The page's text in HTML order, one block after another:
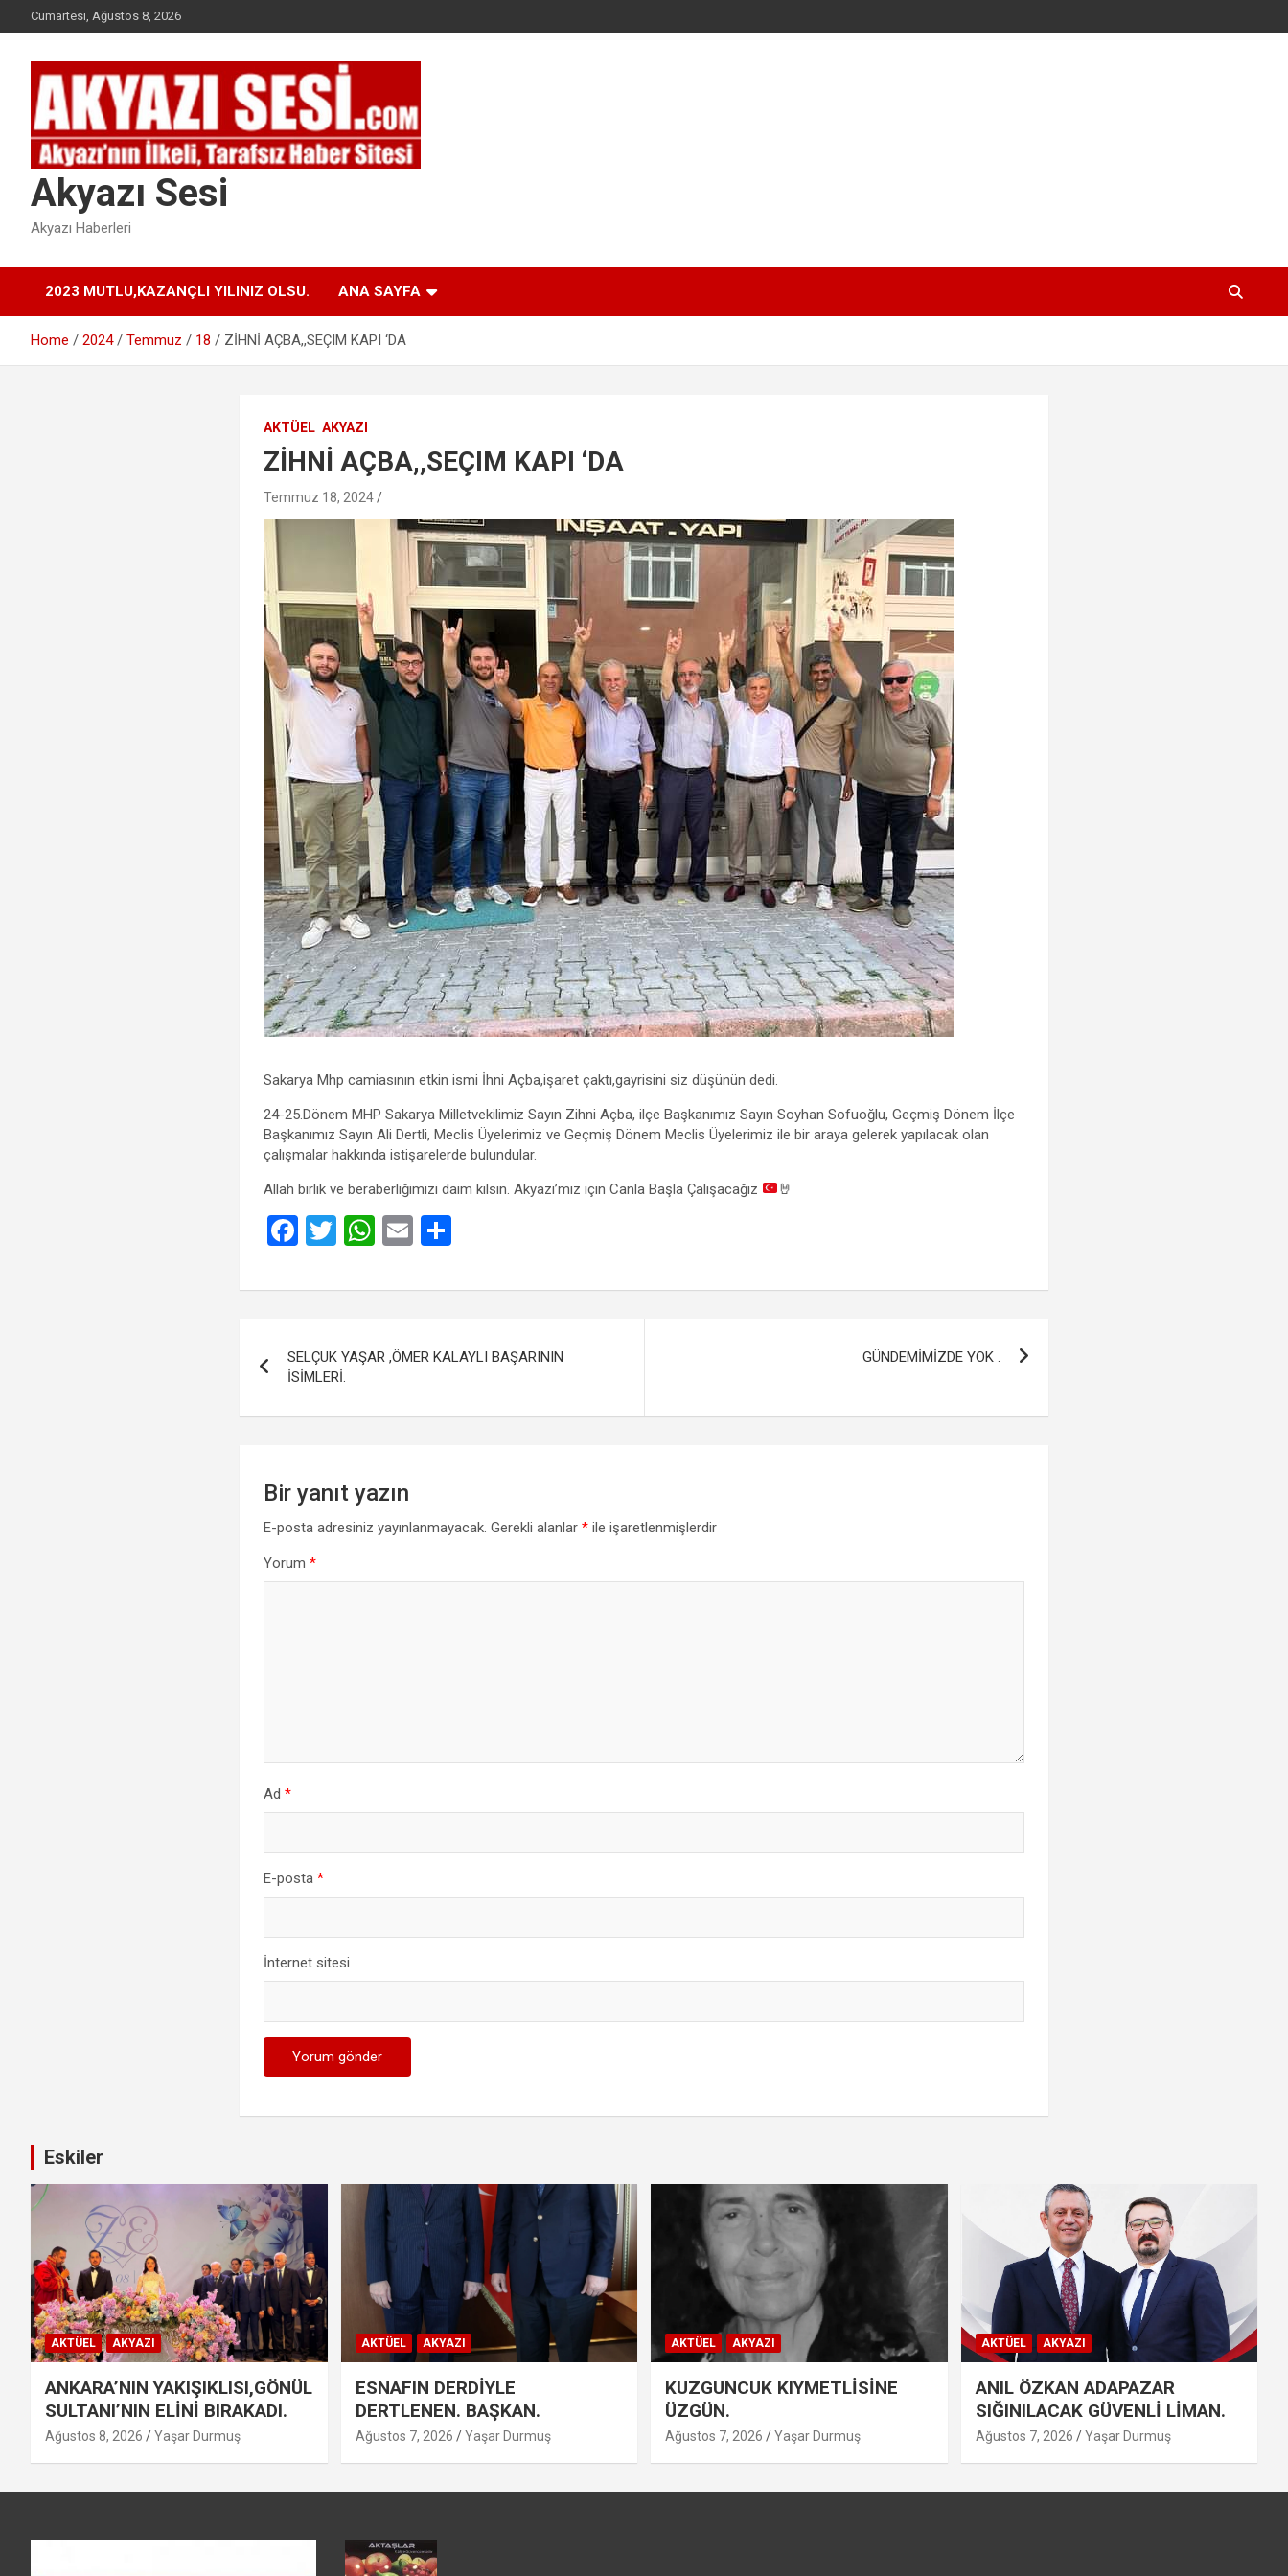
to
Cumartesi, Ağustos 8, 2026
Akyazı Sesi
Akyazı Haberleri
2023 MUTLU,KAZANÇLI YILINIZ OLSU. ANA SAYFA
Home 2024 Temmuz 18 ZİHNİ AÇBA,,SEÇIM KAPI ‘DA
AKTÜEL AKYAZI
ZİHNİ AÇBA,,SEÇIM KAPI ‘DA
Temmuz 18, 2024
Sakarya Mhp camiasının etkin ismi İhni Açba,işaret çaktı,gayrisini siz düşünün dedi.
24-25.Dönem MHP Sakarya Milletvekilimiz Sayın Zihni Açba, ilçe Başkanımız Sayın Soyhan Sofuoğlu, Geçmiş Dönem İlçe
Başkanımız Sayın Ali Dertli, Meclis Üyelerimiz ve Geçmiş Dönem Meclis Üyelerimiz ile bir araya gelerek yapılacak olan
çalışmalar hakkında istişarelerde bulundular.
Allah birlik ve beraberliğimizi daim kılsın. Akyazı’mız için Canla Başla Çalışacağız
🤘
F
ce
o
o
k
T
tt
W
at
A
p
E
ail ar
gezinmesi
SELÇUK YAŞAR ,ÖMER KALAYLI BAŞARININ
İSİMLERİ.
GÜNDEMİMİZDE YOK .
Bir yanıt yazın
E-posta adresiniz yayınlanmayacak. Gerekli alanlar* ile işaretlenmişlerdir
Yorum*
Ad*
E-posta*
İnternet sitesi
Eskiler
AKTÜEL AKYAZI
ANKARA’NIN YAKIŞIKLISI,GÖNÜL
SULTANI’NIN ELİNİ BIRAKADI.
Ağustos 8, 2026 Yaşar Durmuş
AKTÜEL AKYAZI
ESNAFIN DERDİYLE
DERTLENEN. BAŞKAN.
Ağustos 7, 2026 Yaşar Durmuş
AKTÜEL AKYAZI
KUZGUNCUK KIYMETLİSİNE
ÜZGÜN.
Ağustos 7, 2026 Yaşar Durmuş
AKTÜEL AKYAZI
ANIL ÖZKAN ADAPAZAR
SIĞINILACAK GÜVENLİ LİMAN.
Ağustos 7, 2026 Yaşar Durmuş